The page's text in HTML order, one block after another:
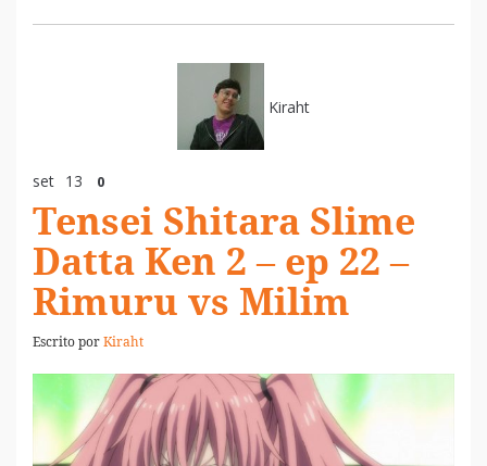
Kiraht
set 13 0
Tensei Shitara Slime
Datta Ken 2 – ep 22 –
Rimuru vs Milim
Escrito porKiraht